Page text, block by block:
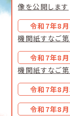
像を公開します
令和7年8
機関紙すなご
令和7年8
機関紙すなご
令和7年8
令和7年8